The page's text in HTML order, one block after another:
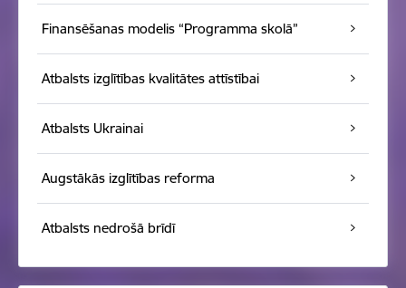
Finansēšanas modelis “Programma skolā”
Atbalsts izglītības kvalitātes attīstībai
Atbalsts Ukrainai
Augstākās izglītības reforma
Atbalsts nedrošā brīdī